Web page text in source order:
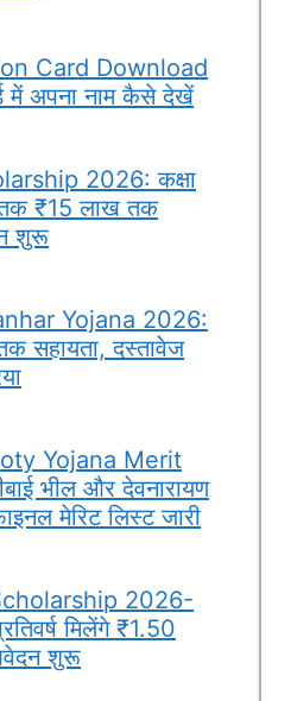
Card Download
में अपना नाम कैसे देखें
2026: कक्षा
तक ₹15 लाख तक
शुरू
Yojana 2026:
सहायता, दस्तावेज
Yojana Merit
भील और देवनारायण
मेरिट लिस्ट जारी
2026-
मिलेंगे ₹1.50
शुरू